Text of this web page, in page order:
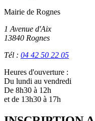
Mairie de Rognes
1 Avenue d'Aix
13840 Rognes
Tél : 04 42 50 22 05
Heures d'ouverture :
Du lundi au vendredi
De 8h30 à 12h
et de 13h30 à 17h